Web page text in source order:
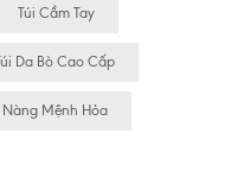
Túi Cầm Tay
Da Bò Cao Cấp
Nàng Mệnh Hỏa